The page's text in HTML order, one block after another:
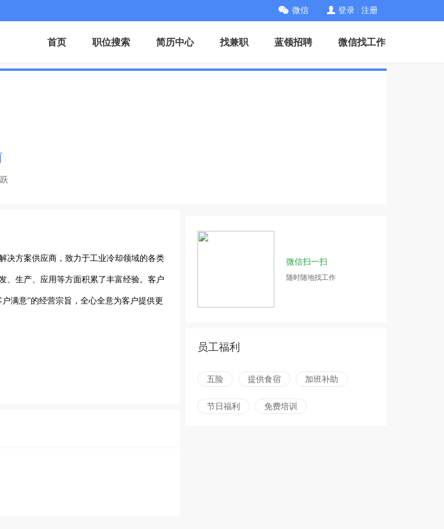
微信 登录 注册
首页 职位搜索 简历中心 找兼职 蓝领招聘 微信找工作
决方案供应商，致力于工业冷却领域的各类
、生产、应用等方面积累了丰富经验。客户
满意”的经营宗旨，全心全意为客户提供更
微信扫一扫
随时随地找工作
员工福利
五险 提供食宿 加班补助
节日福利 免费培训